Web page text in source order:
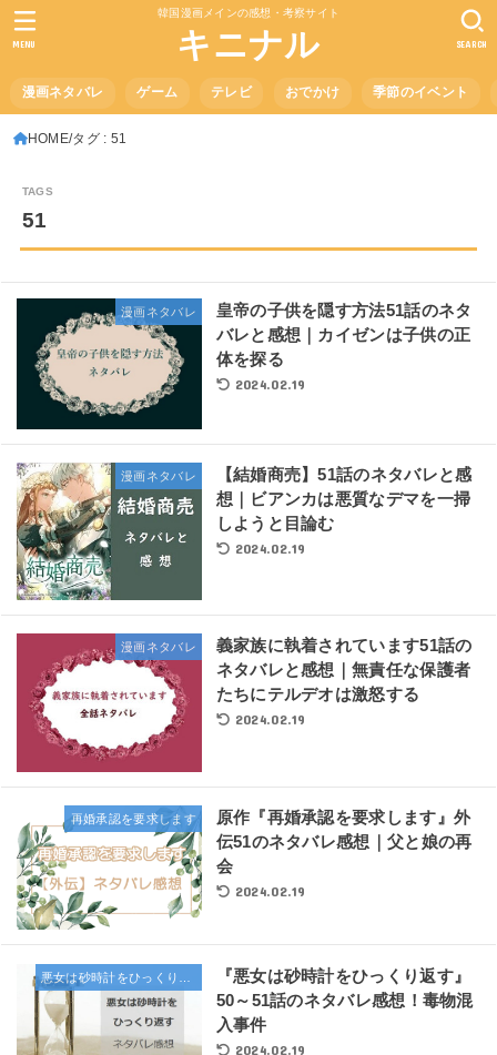
韓国漫画メインの感想・考察サイト
キニナル
漫画ネタバレ ゲーム テレビ おでかけ 季節のイベント
SEARCH
MENU
HOME タグ : 51
51
漫画ネタバレ
皇帝の子供を隠す方法51話のネタ
バレと感想｜カイゼンは子供の正
体を探る
2024.02.19
漫画ネタバレ
【結婚商売】51話のネタバレと感
想｜ビアンカは悪質なデマを一掃
しようと目論む
2024.02.19
漫画ネタバレ
義家族に執着されています51話の
ネタバレと感想｜無責任な保護者
たちにテルデオは激怒する
2024.02.19
再婚承認を要求します
原作『再婚承認を要求します』外
伝51のネタバレ感想｜父と娘の再
会
2024.02.19
『悪女は砂時計をひっくり返す』
50～51話のネタバレ感想！毒物混
入事件
2024.02.19